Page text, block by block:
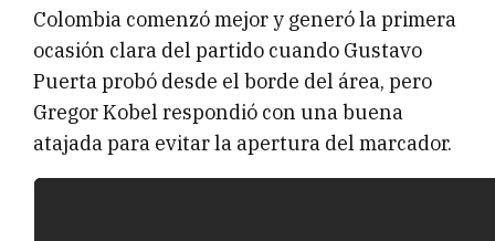
Colombia comenzó mejor y generó la primera
ocasión clara del partido cuando Gustavo
Puerta probó desde el borde del área, pero
Gregor Kobel respondió con una buena
atajada para evitar la apertura del marcador.